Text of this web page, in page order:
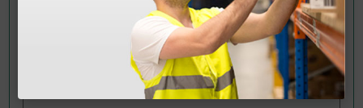
Envía ahora mismo tu pregunta a los colegas que ya
han adquirido este producto.